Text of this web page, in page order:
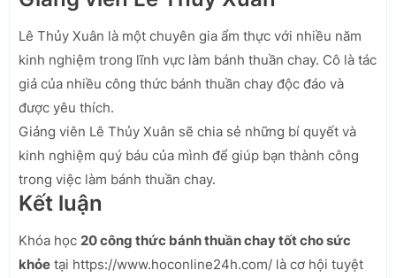
Lê Thủy Xuân là một chuyên gia ẩm thực với nhiều năm
kinh nghiệm trong lĩnh vực làm bánh thuần chay. Cô là tác
giả của nhiều công thức bánh thuần chay độc đáo và
được yêu thích.
Giảng viên Lê Thủy Xuân sẽ chia sẻ những bí quyết và
kinh nghiệm quý báu của mình để giúp bạn thành công
trong việc làm bánh thuần chay.
Kết luận
Khóa học 20 công thức bánh thuần chay tốt cho sức
khỏe tại https://www.hoconline24h.com/ là cơ hội tuyệt